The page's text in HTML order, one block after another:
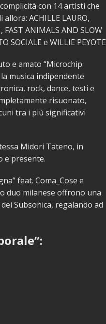
con 14 artisti che
ACHILLE LAURO,
FAST ANIMALS AND SLOW
SOCIALE e WILLIE
e amato “Microchip
musica indipendente
rock, dance, testi e
risuonato,
tra i più significativi
Midori Tateno, in
e presente.
feat. Coma_Cose e
duo milanese offrono una
Subsonica, regalando ad